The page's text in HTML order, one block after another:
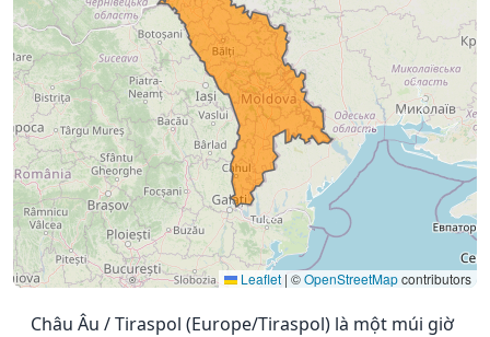
Leaflet | ©OpenStreetMapcontributors
Châu Âu / Tiraspol (Europe/Tiraspol) là một múi giờ